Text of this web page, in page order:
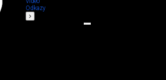
Odkazy